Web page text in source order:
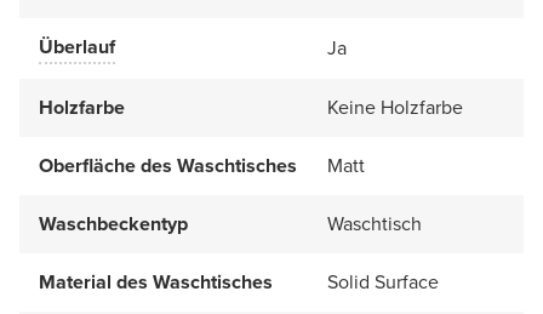
Überlauf Ja
Holzfarbe Keine Holzfarbe
Oberfläche des Waschtisches Matt
Waschbeckentyp Waschtisch
Material des Waschtisches Solid Surface